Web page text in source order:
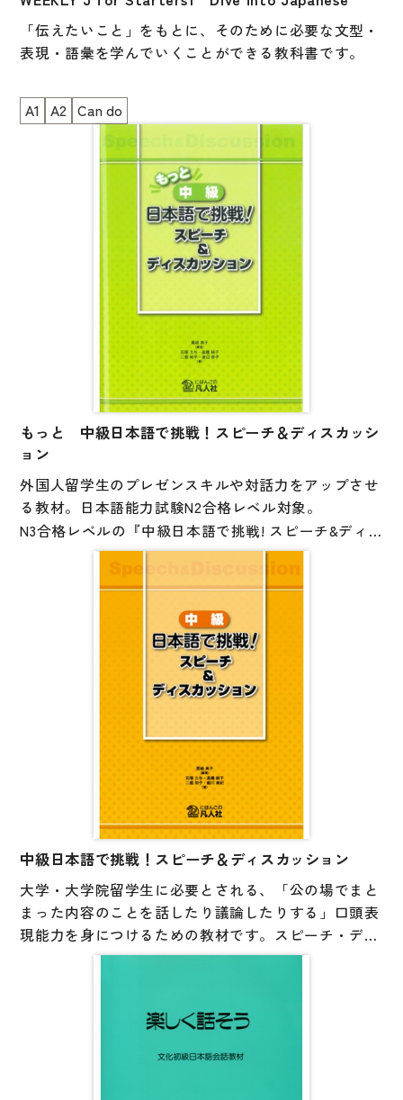
「伝えたいこと」をもとに、そのために必要な文型・
表現・語彙を学んでいくことができる教科書です。
初級前半レベルの基本的な動詞、形容詞、助詞と数字
（時間、日にち、値段）をまとめたプレセッション
と、15のユニットでできています。
ユニットは、初級学習者が日本語で話す機会が多いと
思われるトピックで構成されています。
文型・表現が、トピックを変えて繰り返し出てくるの
また、文型・表現のポイント、文型と一緒に使う語彙
イラストも豊富で楽しく学べます。
Learn vocabulary, expressions, and sentence structur
es while conversing about the topics covered in each
Elementary – beginner level (cf. A1 level of CEFR)
A1 A2 Can do
もっと 中級日本語で挑戦！スピーチ＆ディスカッシ
ョン
外国人留学生のプレゼンスキルや対話力をアップさせ
る教材。日本語能力試験N2合格レベル対象。
N3合格レベルの『中級日本語で挑戦! スピーチ&ディ
スカッション』も好評発売中です。
中級日本語で挑戦！スピーチ＆ディスカッション
大学・大学院留学生に必要とされる、「公の場でまと
まった内容のことを話したり議論したりする」口頭表
現能力を身につけるための教材です。スピーチ・ディ
スカッションを柱にした6つのユニットによる構成。
で挑戦！スピーチ＆ディスカッション』も好評発売